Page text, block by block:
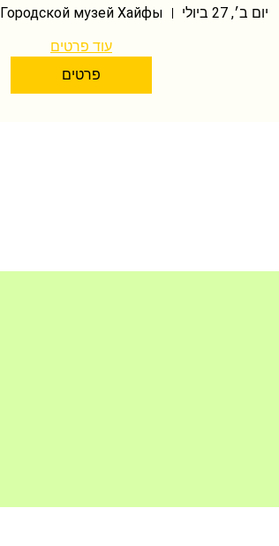
יום ב׳, 27 ביולי
Городской музей Хайфы — מוזיאון העיר, חי
עוד פרטים
פרטים